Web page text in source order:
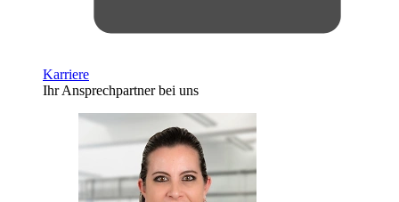
Karriere
Ihr Ansprechpartner bei uns